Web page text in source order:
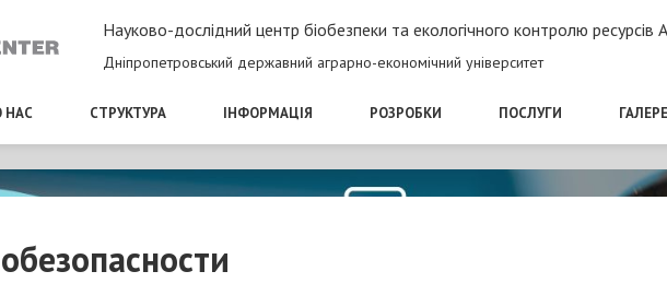
Науково-дослідний центр біобезпеки та екологічного контролю ресурсів
Дніпропетровський державний аграрно-економічний університет
НАС СТРУКТУРА ІНФОРМАЦІЯ РОЗРОБКИ ПОСЛУГИ